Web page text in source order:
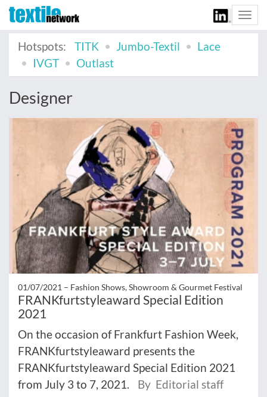
Hotspots:
TITK Jumbo-Textil
Lace
IVGT
Outlast
Designer
01/07/2021 – Fashion Shows, Showroom & Gourmet Festival
FRANKfurtstyleaward Special Edition
2021
On the occasion of Frankfurt Fashion Week,
FRANKfurtstyleaward presents the
FRANKfurtstyleaward Special Edition 2021
from July 3 to 7, 2021.
By Editorial staff